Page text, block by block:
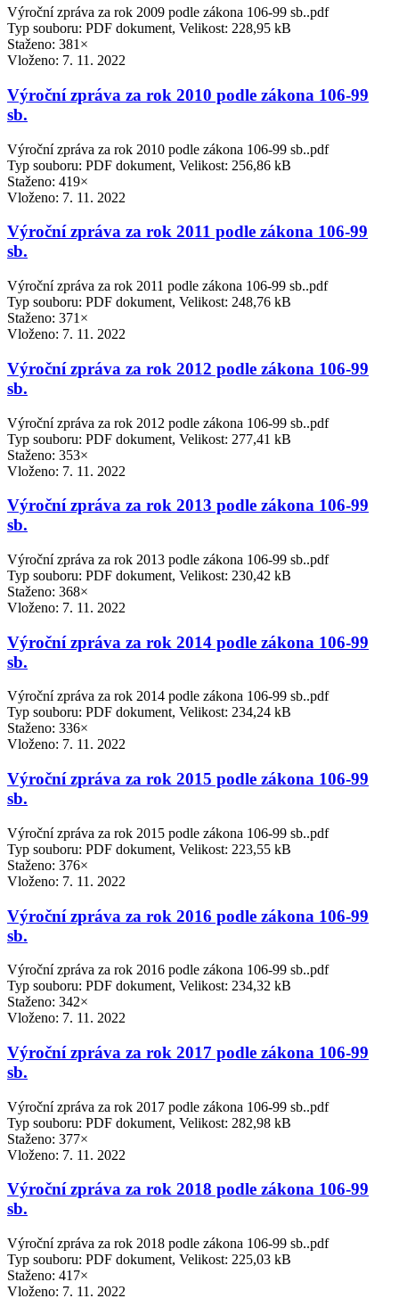
Výroční zpráva za rok 2009 podle zákona 106-99 sb..pdf
Typ souboru: PDF dokument, Velikost: 228,95 kB
Staženo: 381×
Vloženo: 7. 11. 2022
Výroční zpráva za rok 2010 podle zákona 106-99
sb.
Výroční zpráva za rok 2010 podle zákona 106-99 sb..pdf
Typ souboru: PDF dokument, Velikost: 256,86 kB
Staženo: 419×
Vloženo: 7. 11. 2022
Výroční zpráva za rok 2011 podle zákona 106-99
sb.
Výroční zpráva za rok 2011 podle zákona 106-99 sb..pdf
Typ souboru: PDF dokument, Velikost: 248,76 kB
Staženo: 371×
Vloženo: 7. 11. 2022
Výroční zpráva za rok 2012 podle zákona 106-99
sb.
Výroční zpráva za rok 2012 podle zákona 106-99 sb..pdf
Typ souboru: PDF dokument, Velikost: 277,41 kB
Staženo: 353×
Vloženo: 7. 11. 2022
Výroční zpráva za rok 2013 podle zákona 106-99
sb.
Výroční zpráva za rok 2013 podle zákona 106-99 sb..pdf
Typ souboru: PDF dokument, Velikost: 230,42 kB
Staženo: 368×
Vloženo: 7. 11. 2022
Výroční zpráva za rok 2014 podle zákona 106-99
sb.
Výroční zpráva za rok 2014 podle zákona 106-99 sb..pdf
Typ souboru: PDF dokument, Velikost: 234,24 kB
Staženo: 336×
Vloženo: 7. 11. 2022
Výroční zpráva za rok 2015 podle zákona 106-99
sb.
Výroční zpráva za rok 2015 podle zákona 106-99 sb..pdf
Typ souboru: PDF dokument, Velikost: 223,55 kB
Staženo: 376×
Vloženo: 7. 11. 2022
Výroční zpráva za rok 2016 podle zákona 106-99
sb.
Výroční zpráva za rok 2016 podle zákona 106-99 sb..pdf
Typ souboru: PDF dokument, Velikost: 234,32 kB
Staženo: 342×
Vloženo: 7. 11. 2022
Výroční zpráva za rok 2017 podle zákona 106-99
sb.
Výroční zpráva za rok 2017 podle zákona 106-99 sb..pdf
Typ souboru: PDF dokument, Velikost: 282,98 kB
Staženo: 377×
Vloženo: 7. 11. 2022
Výroční zpráva za rok 2018 podle zákona 106-99
sb.
Výroční zpráva za rok 2018 podle zákona 106-99 sb..pdf
Typ souboru: PDF dokument, Velikost: 225,03 kB
Staženo: 417×
Vloženo: 7. 11. 2022